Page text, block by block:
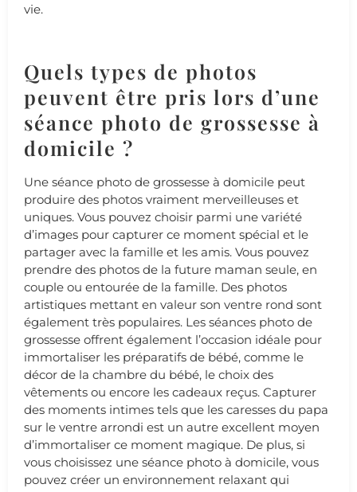
vie.
Quels types de photos
peuvent être pris lors d’une
séance photo de grossesse à
domicile ?
Une séance photo de grossesse à domicile peut
produire des photos vraiment merveilleuses et
uniques. Vous pouvez choisir parmi une variété
d’images pour capturer ce moment spécial et le
partager avec la famille et les amis. Vous pouvez
prendre des photos de la future maman seule, en
couple ou entourée de la famille. Des photos
artistiques mettant en valeur son ventre rond sont
également très populaires. Les séances photo de
grossesse offrent également l’occasion idéale pour
immortaliser les préparatifs de bébé, comme le
décor de la chambre du bébé, le choix des
vêtements ou encore les cadeaux reçus. Capturer
des moments intimes tels que les caresses du papa
sur le ventre arrondi est un autre excellent moyen
d’immortaliser ce moment magique. De plus, si
vous choisissez une séance photo à domicile, vous
pouvez créer un environnement relaxant qui